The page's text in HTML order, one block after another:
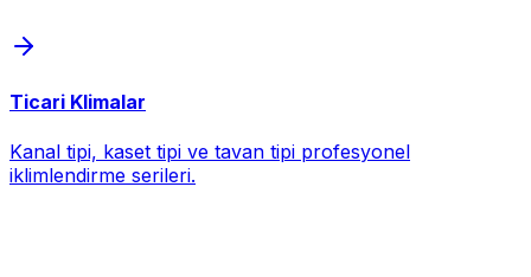
Ticari Klimalar
Kanal tipi, kaset tipi ve tavan tipi profesyonel
iklimlendirme serileri.